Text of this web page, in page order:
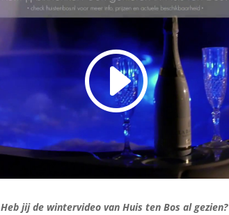
Heb jij de wintervideo van Huis ten Bos al gezien?